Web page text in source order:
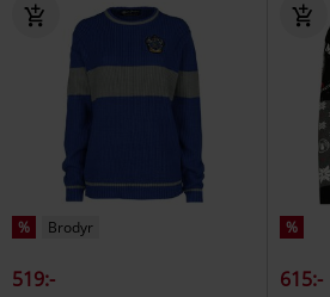
% Brodyr
519:-
%
615:-